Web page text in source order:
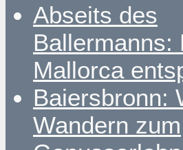
Abseits des
Ballermanns:
Mallorca
Baiersbronn:
Wandern zum